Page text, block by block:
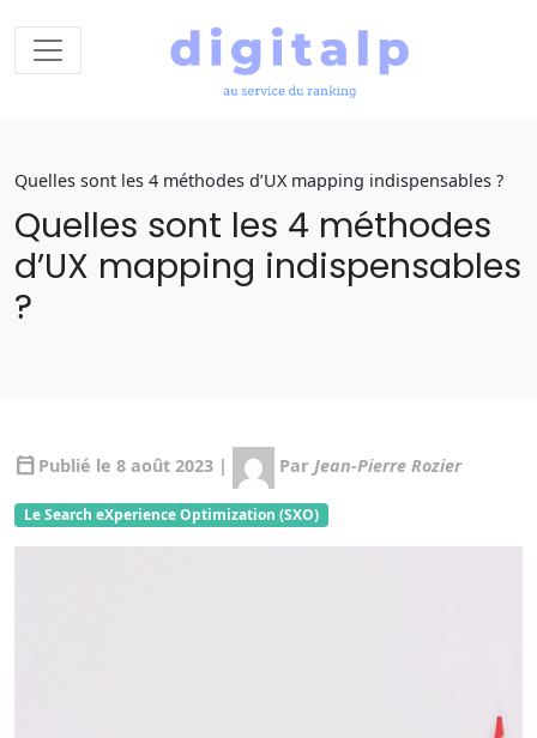
Quelles sont les 4 méthodes d’UX mapping indispensables ?
Quelles sont les 4 méthodes
d’UX mapping indispensables
?
calendar_today Publié le 8 août 2023 | Par Jean-Pierre Rozier
Le Search eXperience Optimization (SXO)